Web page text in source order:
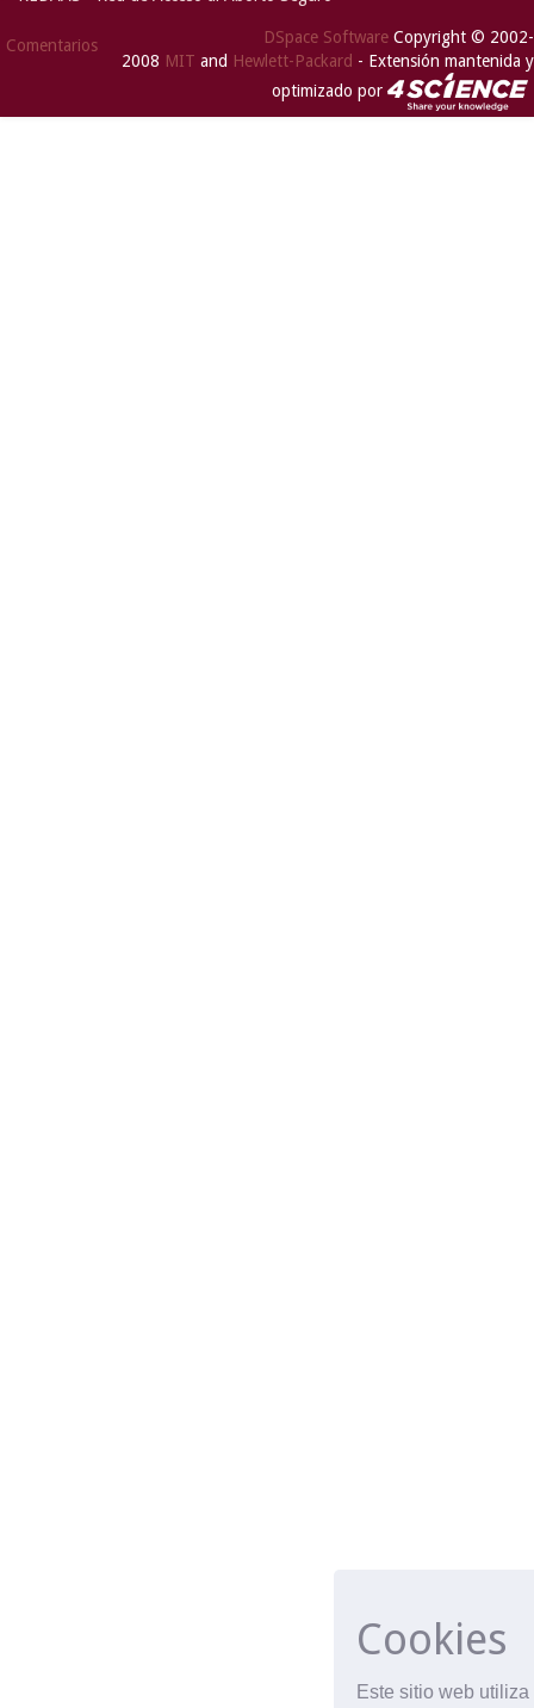
Cookies
Este sitio web
Comentarios DSpace Software Copyright © 2002-
2008 MIT and Hewlett-Packard - Extensión mantenida y
optimizado por